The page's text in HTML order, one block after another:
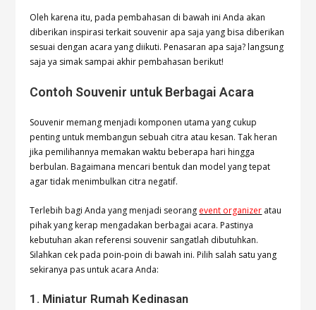
Oleh karena itu, pada pembahasan di bawah ini Anda akan
diberikan inspirasi terkait souvenir apa saja yang bisa diberikan
sesuai dengan acara yang diikuti. Penasaran apa saja? langsung
saja ya simak sampai akhir pembahasan berikut!
Contoh Souvenir untuk Berbagai Acara
Souvenir memang menjadi komponen utama yang cukup
penting untuk membangun sebuah citra atau kesan. Tak heran
jika pemilihannya memakan waktu beberapa hari hingga
berbulan. Bagaimana mencari bentuk dan model yang tepat
agar tidak menimbulkan citra negatif.
Terlebih bagi Anda yang menjadi seorang event organizer atau
pihak yang kerap mengadakan berbagai acara. Pastinya
kebutuhan akan referensi souvenir sangatlah dibutuhkan.
Silahkan cek pada poin-poin di bawah ini. Pilih salah satu yang
sekiranya pas untuk acara Anda:
1. Miniatur Rumah Kedinasan